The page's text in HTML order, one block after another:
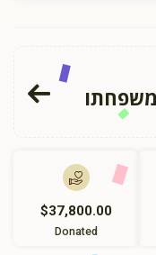
$37,800.00
Donated